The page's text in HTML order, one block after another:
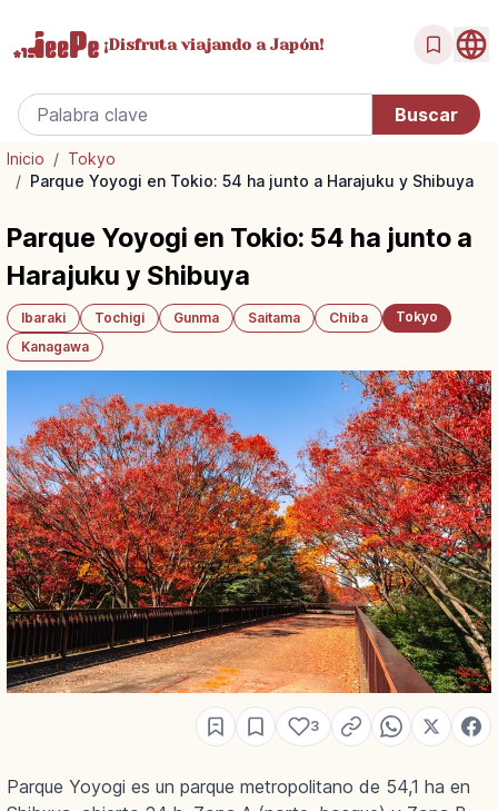
¡Disfrutaviajando a Japón!
Inicio / Tokyo
/ Parque Yoyogi en Tokio: 54 ha junto a Harajuku y Shibuya
Parque Yoyogi en Tokio: 54 ha junto a
Harajuku y Shibuya
Ibaraki Tochigi Gunma Saitama Chiba
Tokyo
Kanagawa
3
Parque Yoyogi es un parque metropolitano de 54,1 ha en